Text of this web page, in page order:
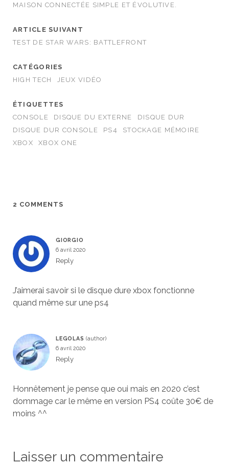
MAISON CONNECTÉE SIMPLE ET ÉVOLUTIVE.
ARTICLE SUIVANT
TEST DE STAR WARS: BATTLEFRONT
CATÉGORIES
HIGH TECH
JEUX VIDÉO
ÉTIQUETTES
CONSOLE
DISQUE DU EXTERNE
DISQUE DUR
DISQUE DUR CONSOLE
PS4
STOCKAGE MÉMOIRE
XBOX
XBOX ONE
2 COMMENTS
GIORGIO
6 avril 2020
Reply
J’aimerai savoir si le disque dure xbox fonctionne
quand même sur une ps4
LEGOLAS
6 avril 2020
Reply
Honnêtement je pense que oui mais en 2020 c’est
dommage car le même en version PS4 coûte 30€ de
moins ^^
Laisser un commentaire